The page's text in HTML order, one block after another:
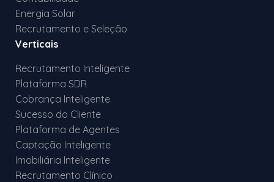
Energia Solar
Recrutamento e Seleção
Verticais
Recrutamento Inteligente
Plataforma SDR
Cobrança Inteligente
Sucesso do Cliente
Plataforma de Agentes
Captação Inteligente
Imobiliária Inteligente
Recrutamento Clínico